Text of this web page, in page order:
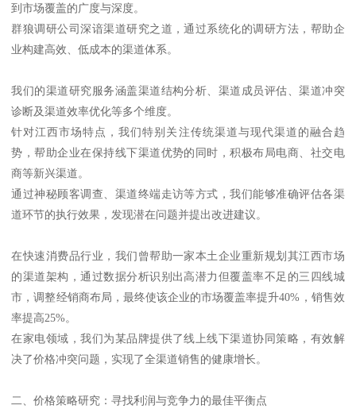
到市场覆盖的广度与深度。
群狼调研公司深谙渠道研究之道，通过系统化的调研方法，帮助企
业构建高效、低成本的渠道体系。
我们的渠道研究服务涵盖渠道结构分析、渠道成员评估、渠道冲突
诊断及渠道效率优化等多个维度。
针对江西市场特点，我们特别关注传统渠道与现代渠道的融合趋
势，帮助企业在保持线下渠道优势的同时，积极布局电商、社交电
商等新兴渠道。
通过神秘顾客调查、渠道终端走访等方式，我们能够准确评估各渠
道环节的执行效果，发现潜在问题并提出改进建议。
在快速消费品行业，我们曾帮助一家本土企业重新规划其江西市场
的渠道架构，通过数据分析识别出高潜力但覆盖率不足的三四线城
市，调整经销商布局，最终使该企业的市场覆盖率提升40%，销售效
率提高25%。
在家电领域，我们为某品牌提供了线上线下渠道协同策略，有效解
决了价格冲突问题，实现了全渠道销售的健康增长。
二、价格策略研究：寻找利润与竞争力的最佳平衡点